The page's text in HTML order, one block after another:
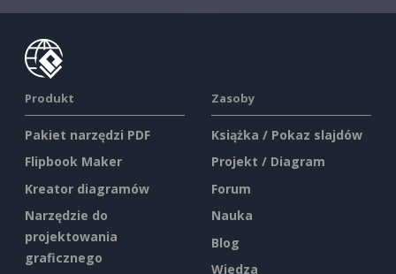
Produkt
Pakiet narzędzi PDF
Flipbook Maker
Kreator diagramów
Narzędzie do
projektowania
graficznego
Zasoby
Książka / Pokaz slajdów
Projekt / Diagram
Forum
Nauka
Blog
Wiedza